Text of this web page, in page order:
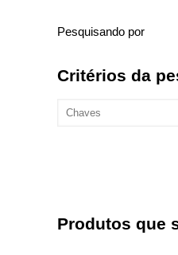
Pesquisando por
Critérios da
Produtos que